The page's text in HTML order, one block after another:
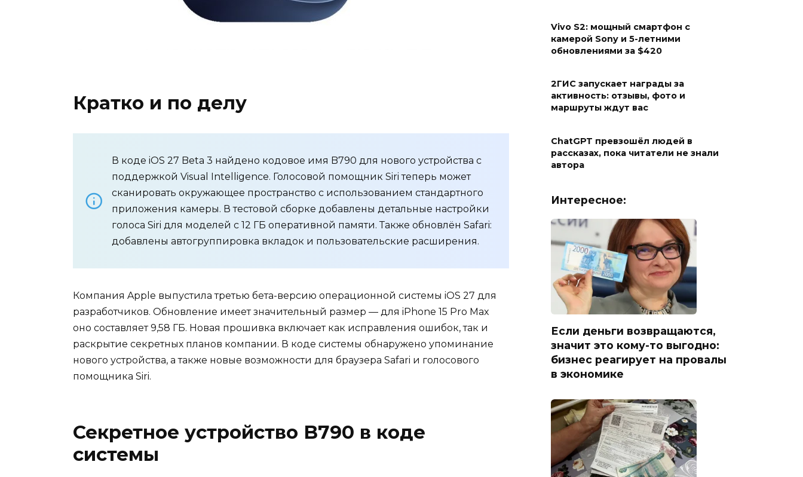
Кратко и по делу
В коде iOS 27 Beta 3 найдено кодовое имя B790 для нового устройства с
поддержкой Visual Intelligence. Голосовой помощник Siri теперь может
сканировать окружающее пространство с использованием стандартного
приложения камеры. В тестовой сборке добавлены детальные настройки
голоса Siri для моделей с 12 ГБ оперативной памяти. Также обновлён Safari:
добавлены автогруппировка вкладок и пользовательские расширения.
Компания Apple выпустила третью бета-версию операционной системы iOS 27 для
разработчиков. Обновление имеет значительный размер — для iPhone 15 Pro Max
оно составляет 9,58 ГБ. Новая прошивка включает как исправления ошибок, так и
раскрытие секретных планов компании. В коде системы обнаружено упоминание
нового устройства, а также новые возможности для браузера Safari и голосового
помощника Siri.
Секретное устройство B790 в коде
системы
Vivo S2: мощный смартфон с
камерой Sony и 5-летними
обновлениями за $420
2ГИС запускает награды за
активность: отзывы, фото и
маршруты ждут вас
ChatGPT превзошёл людей в
рассказах, пока читатели не знали
автора
Интересное:
Если деньги возвращаются,
значит это кому-то выгодно:
бизнес реагирует на провалы
в экономике